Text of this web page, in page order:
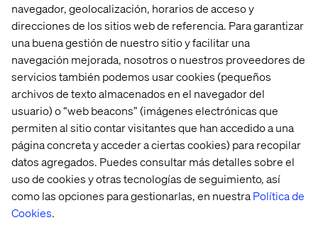
navegador, geolocalización, horarios de acceso y
direcciones de los sitios web de referencia. Para garantizar
una buena gestión de nuestro sitio y facilitar una
navegación mejorada, nosotros o nuestros proveedores de
servicios también podemos usar cookies (pequeños
archivos de texto almacenados en el navegador del
usuario) o “web beacons” (imágenes electrónicas que
permiten al sitio contar visitantes que han accedido a una
página concreta y acceder a ciertas cookies) para recopilar
datos agregados. Puedes consultar más detalles sobre el
uso de cookies y otras tecnologías de seguimiento, así
como las opciones para gestionarlas, en nuestraPolítica de
Cookies.
— Ross Jeavons, Director de Audiencia y Contenido,
EFL
Nuestras asociaciones